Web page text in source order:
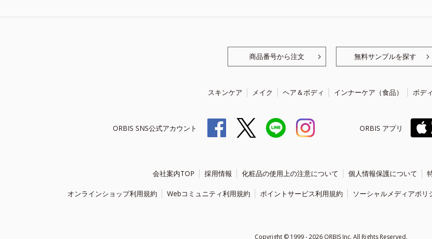
商品番号から注文 無料サンプルを探す
スキンケア メイク ヘア＆ボディ インナーケア（食品） ボデ
ORBIS SNS公式アカウント ORBIS アプリ
会社案内TOP 採用情報 化粧品の使用上の注意について 個人情報保護について
オンラインショップ利用規約 Webコミュニティ利用規約 ポイントサービス利用規約 ソーシャルメディアポリ
Copyright © 1999 - 2026 ORBIS Inc. All Rights Reserved.